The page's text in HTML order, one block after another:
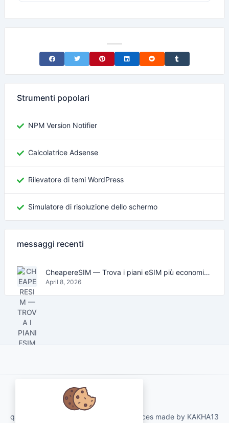
Share on Facebook
Share on TwitterShare on Pinterest
Share on LinkedIn
Share on RedditShare on Tumblr
Strumenti popolari
NPM Version Notifier
Calcolatrice Adsense
Rilevatore di temi WordPress
Simulatore di risoluzione dello schermo
messaggi recenti
CheapereSIM — Trova i piani eSIM più economici per viaggiare nel 2026
April 8, 2026
qartvelo.com free online tools and services made by KAKHA13